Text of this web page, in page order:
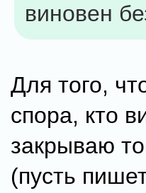
виновен
Для того,
спора, кто
закрываю
(пусть